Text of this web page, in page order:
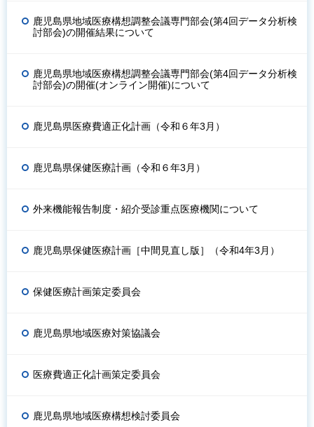
鹿児島県地域医療構想調整会議専門部会(第4回データ分析検
討部会)の開催結果について
鹿児島県地域医療構想調整会議専門部会(第4回データ分析検
討部会)の開催(オンライン開催)について
鹿児島県医療費適正化計画（令和６年3月）
鹿児島県保健医療計画（令和６年3月）
外来機能報告制度・紹介受診重点医療機関について
鹿児島県保健医療計画［中間見直し版］（令和4年3月）
保健医療計画策定委員会
鹿児島県地域医療対策協議会
医療費適正化計画策定委員会
鹿児島県地域医療構想検討委員会